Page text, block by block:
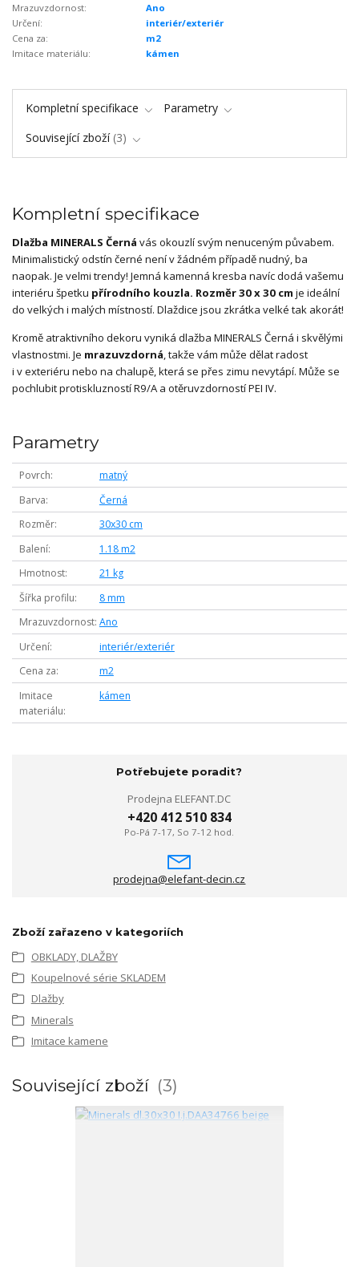
Mrazuvzdornost:
Ano
Určení:
interiér/exteriér
Cena za:
m2
Imitace materiálu:
kámen
Kompletní specifikace
Parametry
Související zboží 3
Kompletní specifikace
Dlažba MINERALS Černá vás okouzlí svým nenuceným půvabem.
Minimalistický odstín černé není v žádném případě nudný, ba
naopak. Je velmi trendy! Jemná kamenná kresba navíc dodá vašemu
interiéru špetku přírodního kouzla. Rozměr 30 x 30 cm je ideální
do velkých i malých místností. Dlaždice jsou zkrátka velké tak akorát!
Kromě atraktivního dekoru vyniká dlažba MINERALS Černá i skvělými
vlastnostmi. Je mrazuvzdorná, takže vám může dělat radost
i v exteriéru nebo na chalupě, která se přes zimu nevytápí. Může se
pochlubit protiskluzností R9/A a otěruvzdorností PEI IV.
Parametry
Povrch
matný
Barva
Černá
Rozměr
30x30 cm
Balení
1.18 m2
Hmotnost
21 kg
Šířka profilu
8 mm
Mrazuvzdornost Ano
Určení
interiér/exteriér
Cena za
m2
Imitace
materiálu
kámen
Potřebujete poradit?
Prodejna ELEFANT.DC
+420 412 510 834
Po-Pá 7-17, So 7-12 hod.
prodejna@elefant-decin.cz
Zboží zařazeno v kategoriích
OBKLADY, DLAŽBY
Koupelnové série SKLADEM
Dlažby
Minerals
Imitace kamene
Související zboží 3